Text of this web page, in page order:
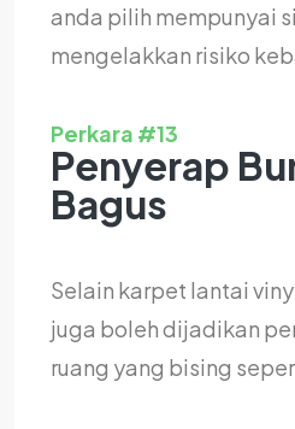
anda pilih mempunyai
mengelakkan risiko
Perkara #13
Penyerap
Bagus
Selain karpet lantai
juga boleh dijadikan
ruang yang bising